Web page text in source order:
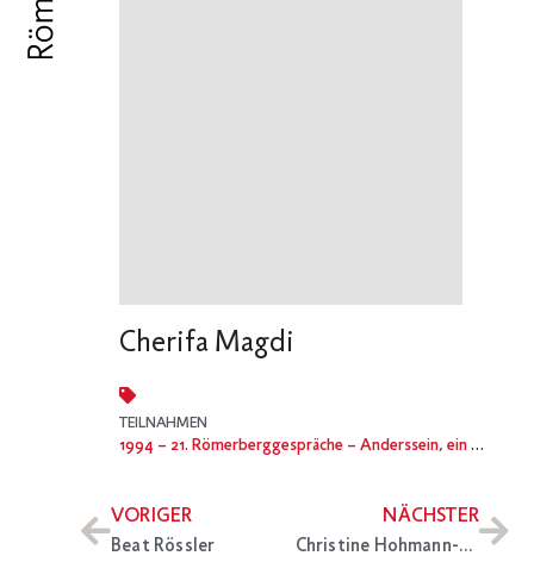
Cherifa Magdi
TEILNAHMEN
1994 – 21. Römerberggespräche – Anderssein, ein Menschenrecht. Über die Vereinbarkeit universaler Normen mit kultureller und ethnischer Vielfalt
VORIGER
Beat Rössler
NÄCHSTER
Christine Hohmann-Dennhardt